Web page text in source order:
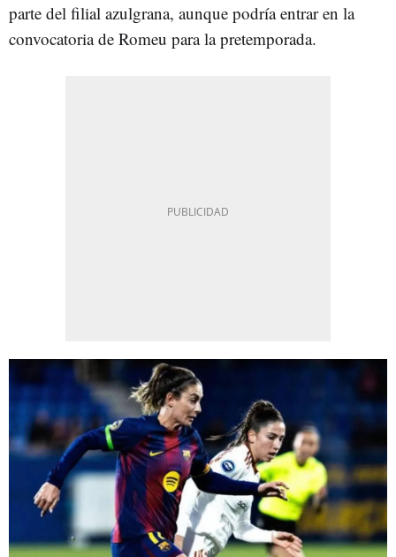
parte del filial azulgrana, aunque podría entrar en la
convocatoria de Romeu para la pretemporada.